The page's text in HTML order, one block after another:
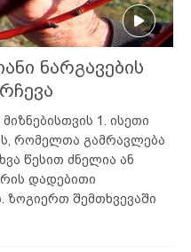
ნარგავების
1. ისეთი
რომელთა გამრავლება
წესით ძნელია ან
დადებითი
ზოგიერთ შემთხვევაში